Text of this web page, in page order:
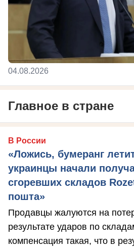
04.08.2026
Главное в стране
В России
«Ложись, бумеранг
украинцы начали
сгоревших складов
пошта»
Продавцы жалуются на
результате ударов по
компенсация такая, что в